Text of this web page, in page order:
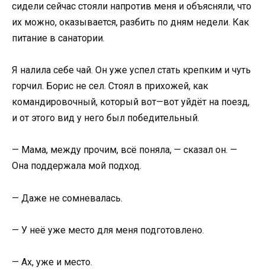
сидели сейчас стояли напротив меня и объясняли, что
их можно, оказывается, разбить по дням недели. Как
питание в санатории.
Я налила себе чай. Он уже успел стать крепким и чуть
горчил. Борис не сел. Стоял в прихожей, как
командировочный, который вот—вот уйдёт на поезд,
и от этого вид у него был победительный.
— Мама, между прочим, всё поняла, — сказал он. —
Она поддержала мой подход.
— Даже не сомневалась.
— У неё уже место для меня подготовлено.
— Ах, уже и место.